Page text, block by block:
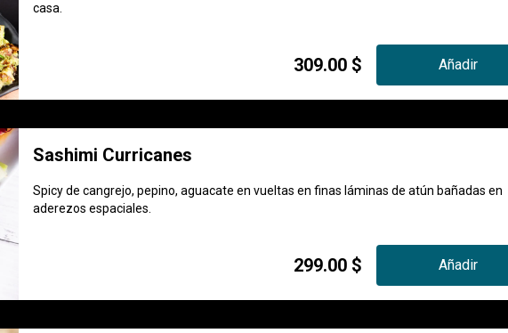
casa.
309.00 $ Añadir
Sashimi Curricanes
Spicy de cangrejo, pepino, aguacate en vueltas en finas láminas de atún bañadas en
aderezos espaciales.
299.00 $ Añadir